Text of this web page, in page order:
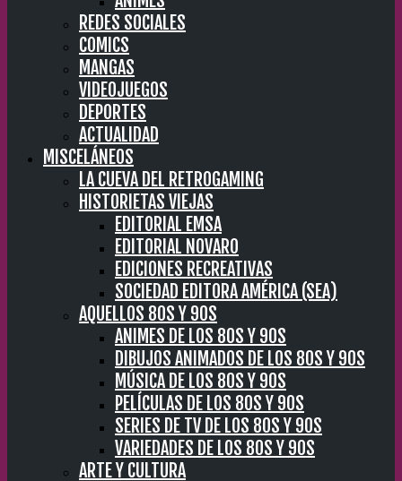
REDES SOCIALES
COMICS
MANGAS
VIDEOJUEGOS
DEPORTES
ACTUALIDAD
MISCELÁNEOS
LA CUEVA DEL RETROGAMING
HISTORIETAS VIEJAS
EDITORIAL EMSA
EDITORIAL NOVARO
EDICIONES RECREATIVAS
SOCIEDAD EDITORA AMÉRICA (SEA)
AQUELLOS 80S Y 90S
ANIMES DE LOS 80S Y 90S
DIBUJOS ANIMADOS DE LOS 80S Y 90S
MÚSICA DE LOS 80S Y 90S
PELÍCULAS DE LOS 80S Y 90S
SERIES DE TV DE LOS 80S Y 90S
VARIEDADES DE LOS 80S Y 90S
ARTE Y CULTURA